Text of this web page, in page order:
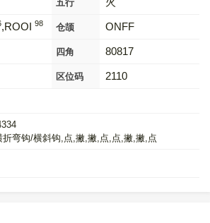
五行
,ROOI 98 仓颉 ONFF
四角 80817
区位码 2110
折弯钩/横斜钩,点,撇,撇,点,点,撇,撇,点